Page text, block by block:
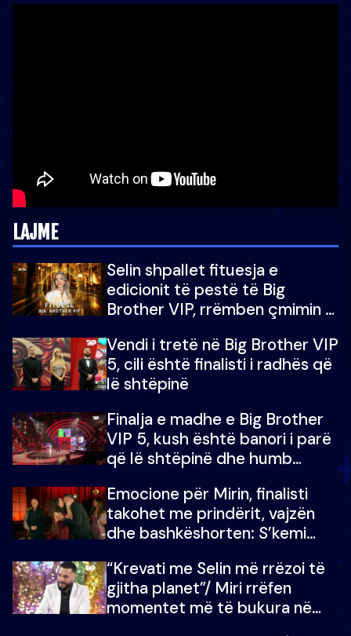
LAJME
Selin shpallet fituesja e
edicionit të pestë të Big
Brother VIP, rrëmben çmimin e
Vendi i tretë në Big Brother VIP
5, cili është finalisti i radhës që
lë shtëpinë
Finalja e madhe e Big Brother
VIP 5, kush është banori i parë
që lë shtëpinë dhe humb
çmimin e madh
Emocione për Mirin, finalisti
takohet me prindërit, vajzën
dhe bashkëshorten: S’kemi
“Krevati me Selin më rrëzoi të
gjitha planet”/ Miri rrëfen
momentet më të bukura në